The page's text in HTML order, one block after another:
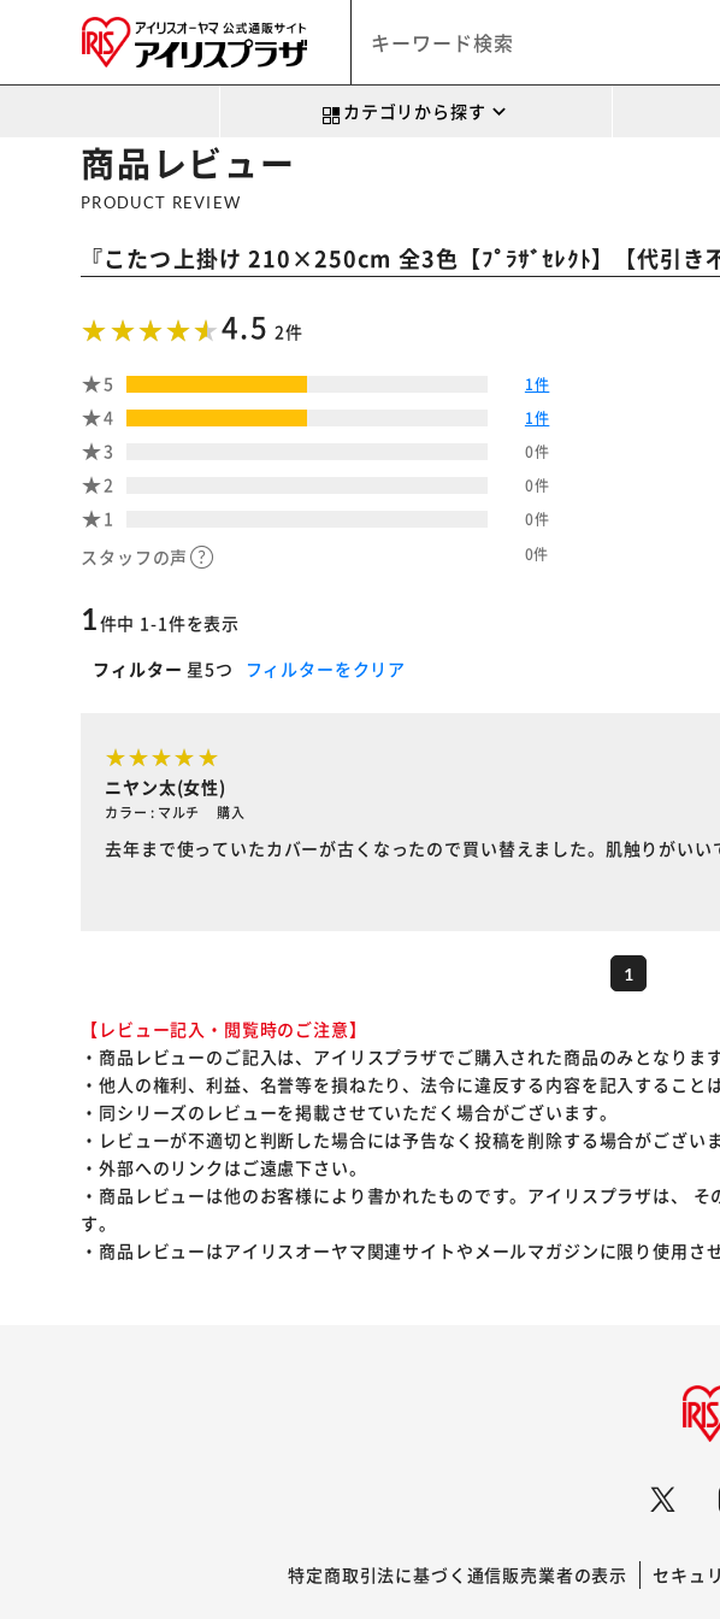
カテゴリから探す
商品レビュー
PRODUCT REVIEW
『こたつ上掛け 210×250cm 全3色【ﾌﾟﾗｻﾞｾﾚｸﾄ】【代引き
4.5 2件
5 1件
4 1件
3 0件
2 0件
1 0件
スタッフの声 0件
1件中 1-1件を表示
フィルター 星5つ フィルターをクリア
ニヤン太(女性)
カラー : マルチ 購入
去年まで使っていたカバーが古くなったので買い替えました。肌触りがいい
1
【レビュー記入・閲覧時のご注意】
・商品レビューのご記入は、アイリスプラザでご購入された商品のみとなりま
・他人の権利、利益、名誉等を損ねたり、法令に違反する内容を記入すること
・同シリーズのレビューを掲載させていただく場合がございます。
・レビューが不適切と判断した場合には予告なく投稿を削除する場合がございま
・外部へのリンクはご遠慮下さい。
・商品レビューは他のお客様により書かれたものです。アイリスプラザは、
す。
・商品レビューはアイリスオーヤマ関連サイトやメールマガジンに限り使用さ
特定商取引法に基づく通信販売業者の表示 セキュ